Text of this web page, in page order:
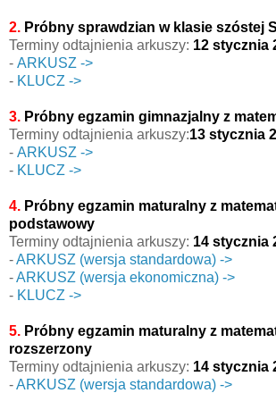
2. Próbny sprawdzian w klasie szóstej
Terminy odtajnienia arkuszy: 12 stycznia
- ARKUSZ ->
- KLUCZ ->
3. Próbny egzamin gimnazjalny z
Terminy odtajnienia arkuszy:13 stycznia
- ARKUSZ ->
- KLUCZ ->
4. Próbny egzamin maturalny z
podstawowy
Terminy odtajnienia arkuszy: 14 stycznia
-ARKUSZ (wersja standardowa) ->
-ARKUSZ (wersja ekonomiczna) ->
- KLUCZ ->
5. Próbny egzamin maturalny z
rozszerzony
Terminy odtajnienia arkuszy: 14 stycznia
-ARKUSZ (wersja standardowa) ->